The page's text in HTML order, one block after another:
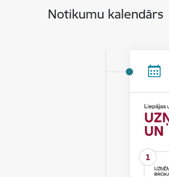
Notikumu kalendārs